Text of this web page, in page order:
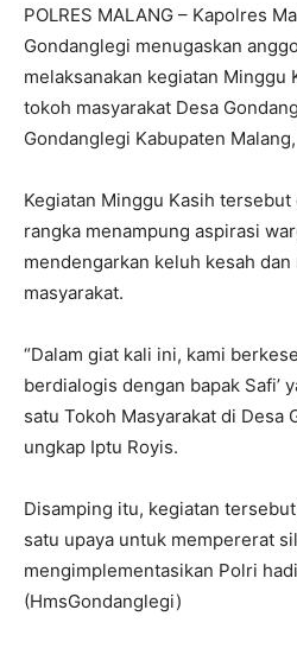
POLRES MALANG – Kapolres
Gondanglegi menugaskan
melaksanakan kegiatan Minggu
tokoh masyarakat Desa
Gondanglegi Kabupaten
Kegiatan Minggu Kasih tersebut
rangka menampung aspirasi
mendengarkan keluh kesah dan
masyarakat.
“Dalam giat kali ini, kami
berdialogis dengan bapak Safi’
satu Tokoh Masyarakat di Desa
ungkap Iptu Royis.
Disamping itu, kegiatan
satu upaya untuk mempererat
mengimplementasikan Polri
(HmsGondanglegi)